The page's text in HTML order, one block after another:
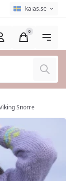
Språkväljare
Aktuellt språk
kaias.se
Sök
0
Snorre